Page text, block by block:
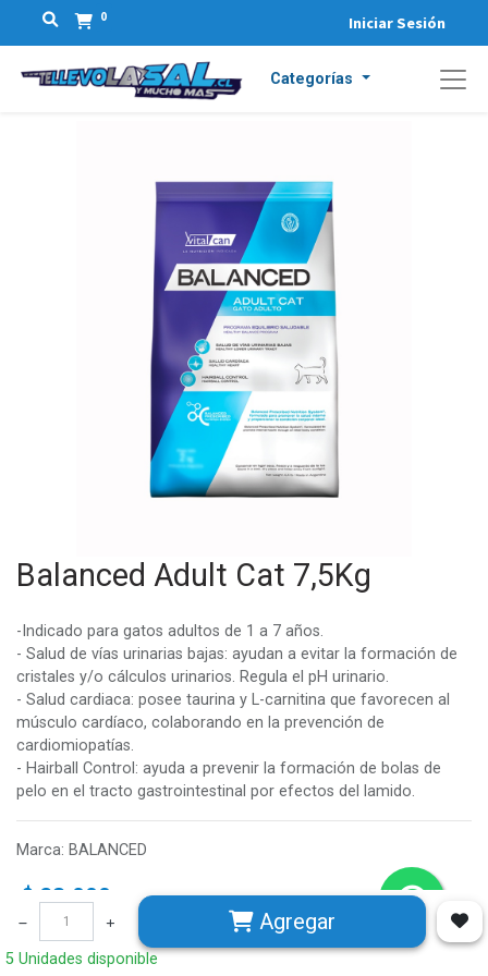
0 Iniciar Sesión
Categorías
Balanced Adult Cat 7,5Kg
-Indicado para gatos adultos de 1 a 7 años.
- Salud de vías urinarias bajas: ayudan a evitar la formación de
cristales y/o cálculos urinarios. Regula el pH urinario.
- Salud cardiaca: posee taurina y L-carnitina que favorecen al
músculo cardíaco, colaborando en la prevención de
cardiomiopatías.
- Hairball Control: ayuda a prevenir la formación de bolas de
pelo en el tracto gastrointestinal por efectos del lamido.
Marca: BALANCED
$ 28.000
Agregar
5 Unidades disponible
5 Unidades disponible